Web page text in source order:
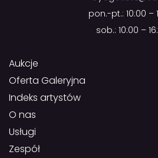
pon.-pt.: 10:00 –
sob.: 10:00 –
Aukcje
Oferta Galeryjna
Indeks artystów
O nas
Usługi
Zespół